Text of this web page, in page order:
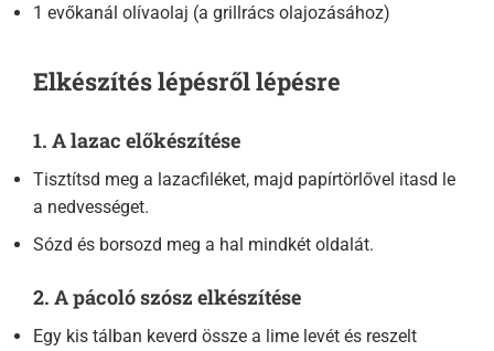
1 evőkanál olívaolaj (a grillrács olajozásához)
Elkészítés lépésről lépésre
1. A lazac előkészítése
Tisztítsd meg a lazacfiléket, majd papírtörlővel itasd le
a nedvességet.
Sózd és borsozd meg a hal mindkét oldalát.
2. A pácoló szósz elkészítése
Egy kis tálban keverd össze a lime levét és reszelt